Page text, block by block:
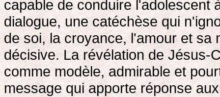
capable de conduire l'adolescent
dialogue, une catéchèse qui
de soi, la croyance, l'amour et sa
décisive. La révélation de Jésus-
comme modèle, admirable et
message qui apporte réponse